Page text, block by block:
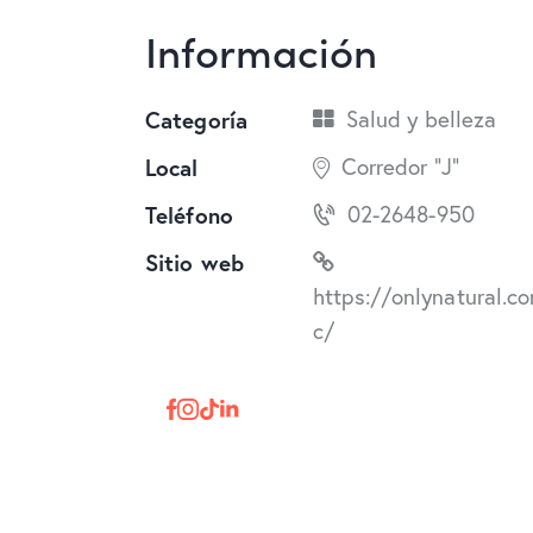
Información
Categoría Salud y belleza
Local Corredor "J"
Teléfono 02-2648-950
Sitio web
https://
c/